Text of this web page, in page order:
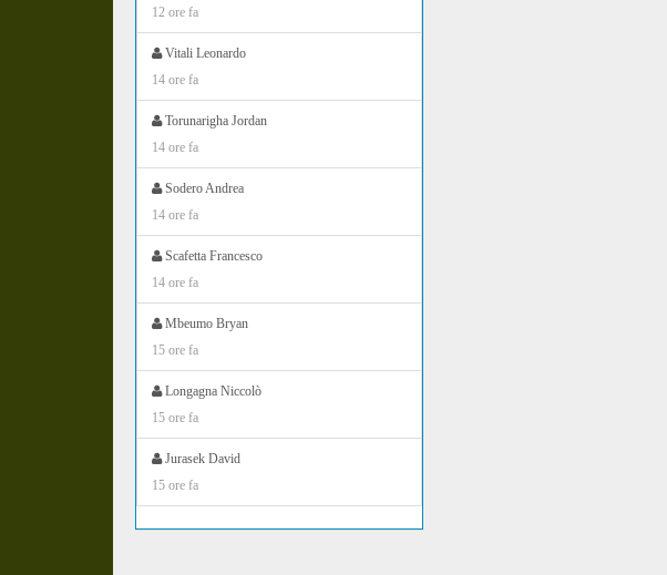
12 ore fa
Vitali Leonardo
14 ore fa
Torunarigha Jordan
14 ore fa
Sodero Andrea
14 ore fa
Scafetta Francesco
14 ore fa
Mbeumo Bryan
15 ore fa
Longagna Niccolò
15 ore fa
Jurasek David
15 ore fa